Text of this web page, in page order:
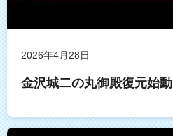
2026年4月28日
金沢城二の丸御殿復元始動